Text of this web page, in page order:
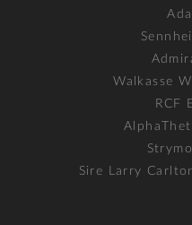
Walkasse
RCF
Sire Larry